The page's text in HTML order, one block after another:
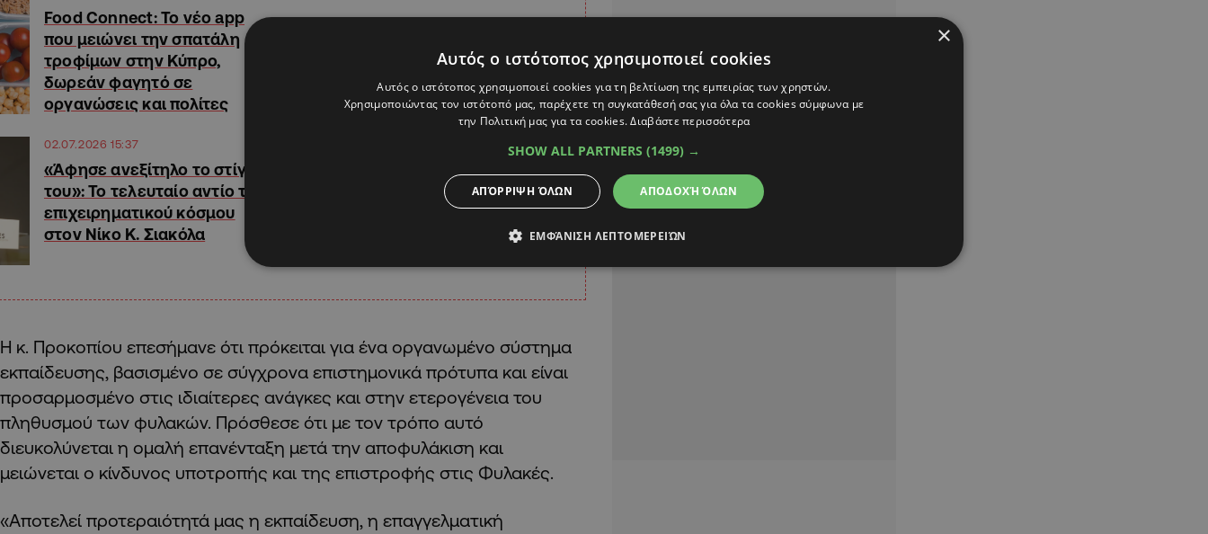
Food Connect: Το νέο app
που μειώνει την σπατάλη
τροφίμων στην Κύπρο,
δωρεάν φαγητό σε
οργανώσεις και πολίτες
02.07.2026 15:37
«Άφησε ανεξίτηλο το στίγμα
του»: Το τελευταίο αντίο του
επιχειρηματικού κόσμου
στον Νίκο Κ. Σιακόλα
Η κ. Προκοπίου επεσήμανε ότι πρόκειται για ένα οργανωμένο σύστημα
εκπαίδευσης, βασισμένο σε σύγχρονα επιστημονικά πρότυπα και είναι
προσαρμοσμένο στις ιδιαίτερες ανάγκες και στην ετερογένεια του
πληθυσμού των φυλακών. Πρόσθεσε ότι με τον τρόπο αυτό
διευκολύνεται η ομαλή επανένταξη μετά την αποφυλάκιση και
μειώνεται ο κίνδυνος υποτροπής και της επιστροφής στις Φυλακές.
«Αποτελεί προτεραιότητά μας η εκπαίδευση, η επαγγελματική
×
Αυτός ο ιστότοπος χρησιμοποιεί cookies
Αυτός ο ιστότοπος χρησιμοποιεί cookies για τη βελτίωση της εμπειρίας των χρηστών.
Χρησιμοποιώντας τον ιστότοπό μας, παρέχετε τη συγκατάθεσή σας για όλα τα cookies σύμφωνα με
την Πολιτική μας για τα cookies.Διαβάστε περισσότερα
SHOW ALL PARTNERS (1499) →
ΑΠΟΔΟΧΉ ΌΛΩΝ
ΑΠΌΡΡΙΨΗ ΌΛΩΝ
ΕΜΦΆΝΙΣΗ ΛΕΠΤΟΜΕΡΕΙΏΝ